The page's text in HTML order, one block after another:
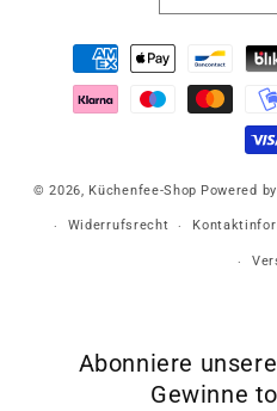
Zahlungsmethoden
© 2026, Küchenfee-Shop Powered
Widerrufsrecht
Abonniere
Gewinne